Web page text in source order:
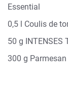
Essential
0,5 l Coulis de
50 g INTENSES
300 g Parmesan